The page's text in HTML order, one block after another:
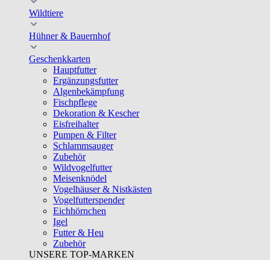
Wildtiere
Hühner & Bauernhof
Geschenkkarten
Hauptfutter
Ergänzungsfutter
Algenbekämpfung
Fischpflege
Dekoration & Kescher
Eisfreihalter
Pumpen & Filter
Schlammsauger
Zubehör
Wildvogelfutter
Meisenknödel
Vogelhäuser & Nistkästen
Vogelfutterspender
Eichhörnchen
Igel
Futter & Heu
Zubehör
UNSERE TOP-MARKEN